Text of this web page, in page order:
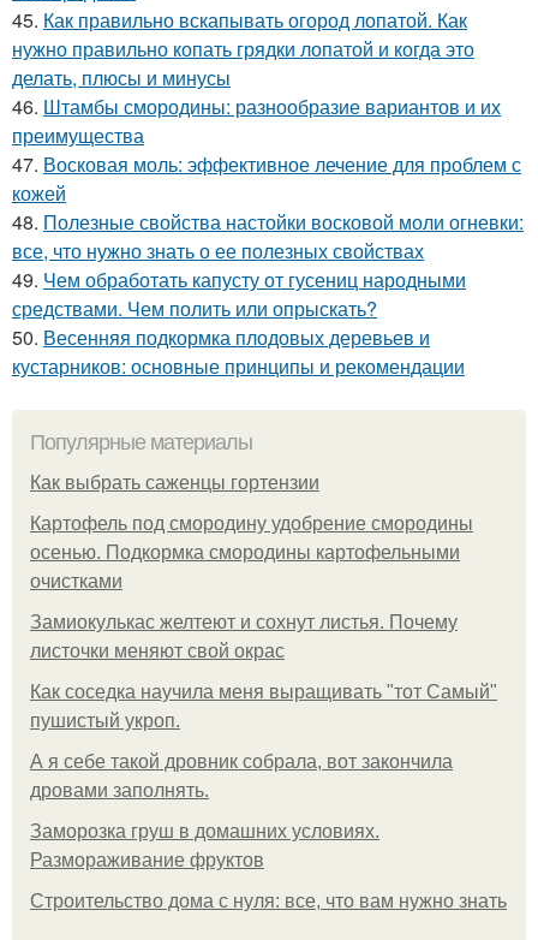
45. Как правильно вскапывать огород лопатой. Как
нужно правильно копать грядки лопатой и когда это
делать, плюсы и минусы
46. Штамбы смородины: разнообразие вариантов и их
преимущества
47. Восковая моль: эффективное лечение для проблем с
кожей
48. Полезные свойства настойки восковой моли огневки:
все, что нужно знать о ее полезных свойствах
49. Чем обработать капусту от гусениц народными
средствами. Чем полить или опрыскать?
50. Весенняя подкормка плодовых деревьев и
кустарников: основные принципы и рекомендации
Популярные материалы
Как выбрать саженцы гортензии
Картофель под смородину удобрение смородины
осенью. Подкормка смородины картофельными
очистками
Замиокулькас желтеют и сохнут листья. Почему
листочки меняют свой окрас
Как соседка научила меня выращивать "тот Самый"
пушистый укроп.
А я себе такой дровник собрала, вот закончила
дровами заполнять.
Заморозка груш в домашних условиях.
Размораживание фруктов
Строительство дома с нуля: все, что вам нужно знать